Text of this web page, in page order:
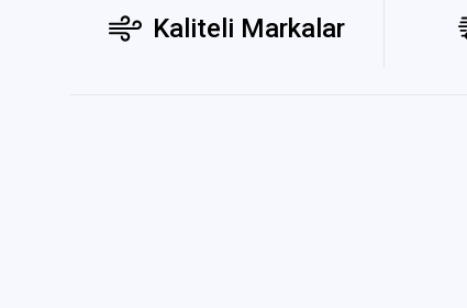
Kaliteli Markalar